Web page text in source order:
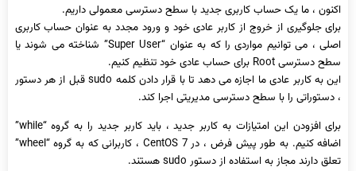
اکنون ، ما یک حساب کاربری جدید با سطح دسترسی معمولی داریم.
برای جلوگیری از خروج از کاربر عادی خود و ورود مجدد به عنوان حساب کاربری
اصلی ، می توانیم مواردی را که به عنوان “Super User” شناخته می شوند یا
سطح دسترسی Root برای حساب عادی خود تنظیم کنیم.
این به کاربر عادی ما اجازه می دهد تا با قرار دادن کلمه sudo قبل از هر دستور
، دستوراتی را با سطح دسترسی مدیریتی اجرا کند.
برای افزودن این امتیازات به کاربر جدید ، باید کاربر جدید را به گروه “while”
اضافه کنیم. به طور پیش فرض ، در CentOS 7 ، کاربرانی که به گروه “wheel”
تعلق دارند مجاز به استفاده از دستور sudo هستند.